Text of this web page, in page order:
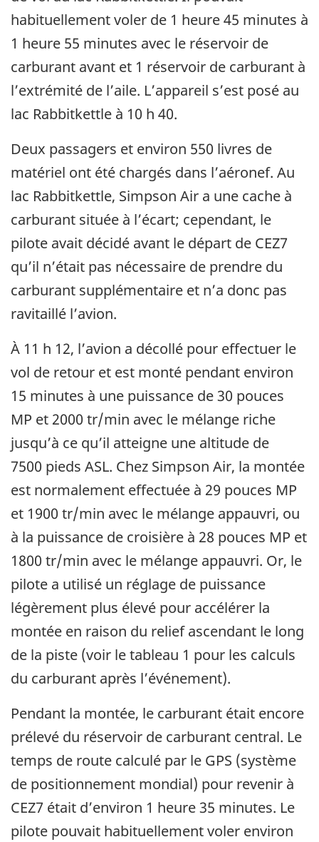
habituellement voler de 1 heure 45 minutes à
1 heure 55 minutes avec le réservoir de
carburant avant et 1 réservoir de carburant à
l’extrémité de l’aile. L’appareil s’est posé au
lac Rabbitkettle à 10 h 40.
Deux passagers et environ 550 livres de
matériel ont été chargés dans l’aéronef. Au
lac Rabbitkettle, Simpson Air a une cache à
carburant située à l’écart; cependant, le
pilote avait décidé avant le départ de CEZ7
qu’il n’était pas nécessaire de prendre du
carburant supplémentaire et n’a donc pas
ravitaillé l’avion.
À 11 h 12, l’avion a décollé pour effectuer le
vol de retour et est monté pendant environ
15 minutes à une puissance de 30 pouces
MP et 2000 tr/min avec le mélange riche
jusqu’à ce qu’il atteigne une altitude de
7500 pieds ASL. Chez Simpson Air, la montée
est normalement effectuée à 29 pouces MP
et 1900 tr/min avec le mélange appauvri, ou
à la puissance de croisière à 28 pouces MP et
1800 tr/min avec le mélange appauvri. Or, le
pilote a utilisé un réglage de puissance
légèrement plus élevé pour accélérer la
montée en raison du relief ascendant le long
de la piste (voir le tableau 1 pour les calculs
du carburant après l’événement).
Pendant la montée, le carburant était encore
prélevé du réservoir de carburant central. Le
temps de route calculé par le GPS (système
de positionnement mondial) pour revenir à
CEZ7 était d’environ 1 heure 35 minutes. Le
pilote pouvait habituellement voler environ